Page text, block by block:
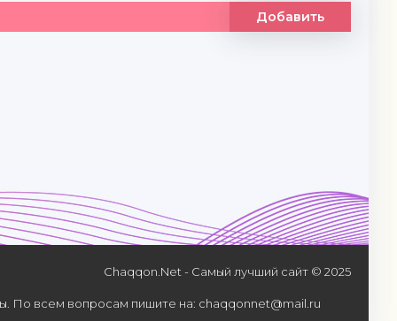
Добавить
Chaqqon.Net - Самый лучший сайт © 2025
По всем вопросам пишите на: chaqqonnet@mail.ru